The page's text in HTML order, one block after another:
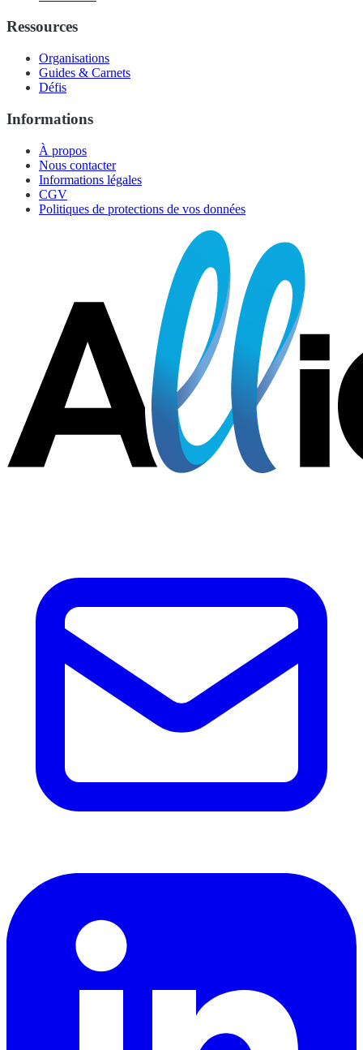
Ressources
Organisations
Guides & Carnets
Défis
Informations
À propos
Nous contacter
Informations légales
CGV
Politiques de protections de vos données